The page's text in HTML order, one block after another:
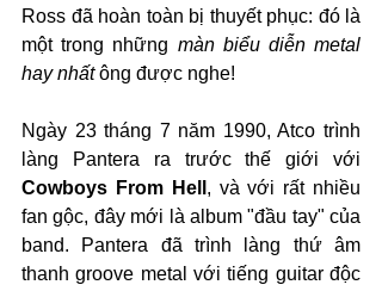
Ross đã hoàn toàn bị thuyết phục: đó là
một trong những màn biểu diễn metal
hay nhất ông được nghe!
Ngày 23 tháng 7 năm 1990, Atco trình
Cowboys From Hell , và với rất nhiều
fan gộc, đây mới là album "đầu tay" của
band. Pantera đã trình làng thứ âm
thanh groove metal với tiếng guitar độc